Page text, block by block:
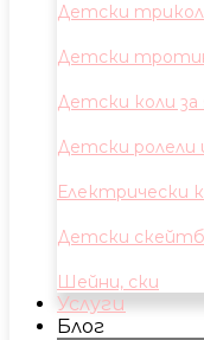
Детски
Детски
Детски коли за
Детски ролели
Електрически
Детски
Шейни, ски
Услуги
Блог